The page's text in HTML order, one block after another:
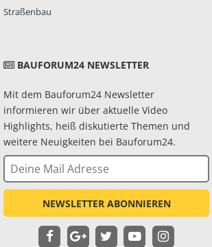
Straßenbau
BAUFORUM24 NEWSLETTER
Mit dem Bauforum24 Newsletter
informieren wir über aktuelle Video
Highlights, heiß diskutierte Themen und
weitere Neuigkeiten bei Bauforum24.
NEWSLETTER ABONNIEREN